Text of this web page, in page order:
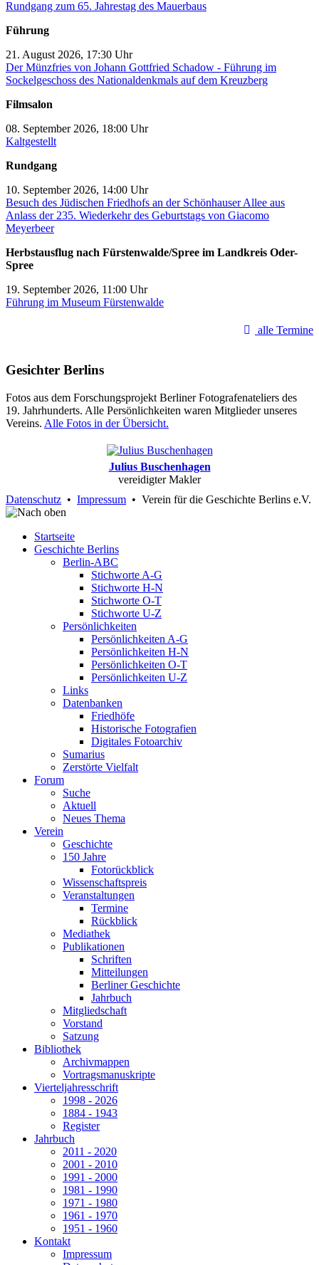
Rundgang zum 65. Jahrestag des Mauerbaus
Führung
21. August 2026, 17:30 Uhr
Der Münzfries von Johann Gottfried Schadow - Führung im
Sockelgeschoss des Nationaldenkmals auf dem Kreuzberg
Filmsalon
08. September 2026, 18:00 Uhr
Kaltgestellt
Rundgang
10. September 2026, 14:00 Uhr
Besuch des Jüdischen Friedhofs an der Schönhauser Allee aus
Anlass der 235. Wiederkehr des Geburtstags von Giacomo
Meyerbeer
Herbstausflug nach Fürstenwalde/Spree im Landkreis Oder-
Spree
19. September 2026, 11:00 Uhr
Führung im Museum Fürstenwalde
alle Termine
Gesichter Berlins
Fotos aus dem Forschungsprojekt Berliner Fotografenateliers des
19. Jahrhunderts. Alle Persönlichkeiten waren Mitglieder unseres
Vereins. Alle Fotos in der Übersicht.
Julius Buschenhagen
vereidigter Makler
Datenschutz • Impressum • Verein für die Geschichte Berlins e.V.
Startseite
Geschichte Berlins
Berlin-ABC
Stichworte A-G
Stichworte H-N
Stichworte O-T
Stichworte U-Z
Persönlichkeiten
Persönlichkeiten A-G
Persönlichkeiten H-N
Persönlichkeiten O-T
Persönlichkeiten U-Z
Links
Datenbanken
Friedhöfe
Historische Fotografien
Digitales Fotoarchiv
Sumarius
Zerstörte Vielfalt
Forum
Suche
Aktuell
Neues Thema
Verein
Geschichte
150 Jahre
Fotorückblick
Wissenschaftspreis
Veranstaltungen
Termine
Rückblick
Mediathek
Publikationen
Schriften
Mitteilungen
Berliner Geschichte
Jahrbuch
Mitgliedschaft
Vorstand
Satzung
Bibliothek
Archivmappen
Vortragsmanuskripte
Vierteljahresschrift
1998 - 2026
1884 - 1943
Register
Jahrbuch
2011 - 2020
2001 - 2010
1991 - 2000
1981 - 1990
1971 - 1980
1961 - 1970
1951 - 1960
Kontakt
Impressum